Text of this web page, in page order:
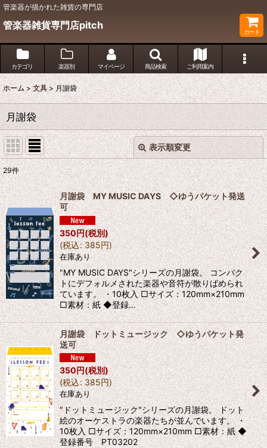
管楽器が描かれた雑貨の専門店
管楽器雑貨専門店pitch
カート
カテゴリ 楽器別 マイページ 商品検索 ご利用案内
ホーム > 文具 > 月謝袋
月謝袋
表示順変更
表示数:
並び順:
絞り込む
閉じる
29件
月謝袋 MY MUSIC DAYS ◇ゆうパケット発送
可
350円(税別)
(税込: 385円)
在庫あり
"MY MUSIC DAYS"シリーズの月謝袋。 コンパク
トにデフォルメされた楽器や音符が散りばめられ
ています。 ・10枚入 □サイズ：120mm×210mm
□素材：紙 ◆登録…
月謝袋 ドットミュージック ◇ゆうパケット発
送可
350円(税別)
(税込: 385円)
在庫あり
"ドットミュージック"シリーズの月謝袋。 ドット
絵のオーケストラの楽器たちが並んでいます。 ・
10枚入 □サイズ：120mm×210mm □素材：紙 ◆
登録番号 PT03202